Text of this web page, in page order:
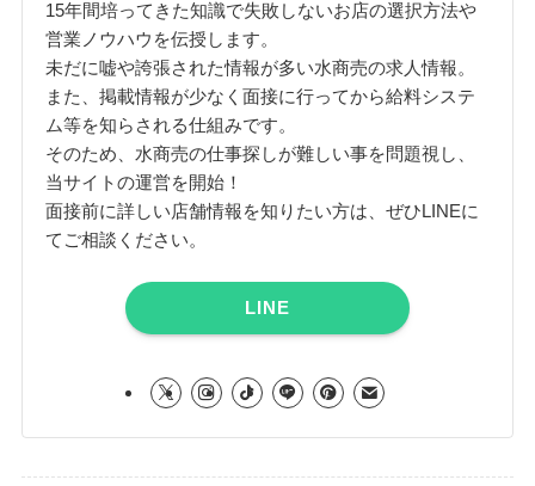
15年間培ってきた知識で失敗しないお店の選択方法や
営業ノウハウを伝授します。
未だに嘘や誇張された情報が多い水商売の求人情報。
また、掲載情報が少なく面接に行ってから給料システ
ム等を知らされる仕組みです。
そのため、水商売の仕事探しが難しい事を問題視し、
当サイトの運営を開始！
面接前に詳しい店舗情報を知りたい方は、ぜひLINEに
てご相談ください。
LINE